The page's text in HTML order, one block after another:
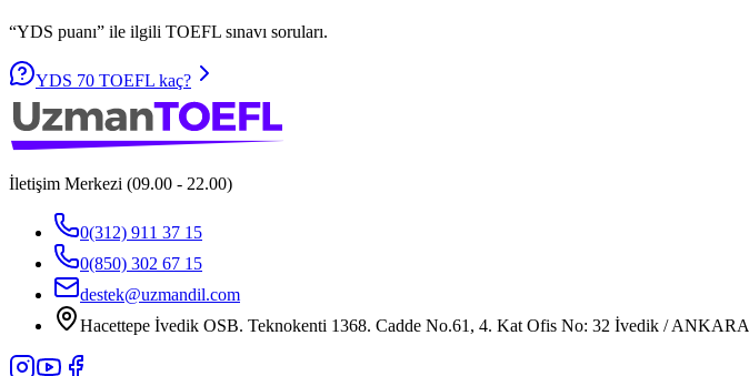
“YDS puanı” ile ilgili TOEFL sınavı soruları.
YDS 70 TOEFL kaç?
İletişim Merkezi (09.00 - 22.00)
0(312) 911 37 15
0(850) 302 67 15
destek@uzmandil.com
Hacettepe İvedik OSB. Teknokenti 1368. Cadde No.61, 4. Kat Ofis No: 32 İvedik / ANKARA